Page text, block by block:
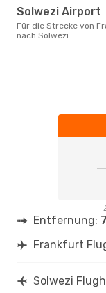
Solwezi Airport
Für die Strecke von Frankfurt
nach Solwezi
Entfernung:
Frankfurt
Solwezi